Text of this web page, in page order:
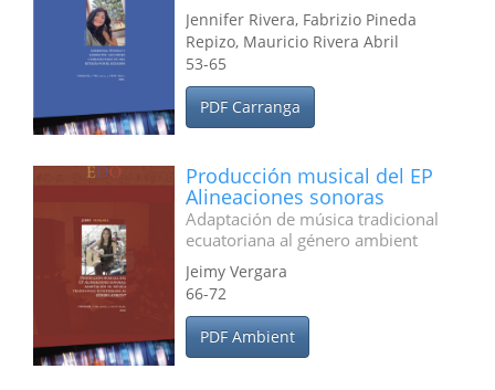
Jennifer Rivera, Fabrizio Pineda
Repizo, Mauricio Rivera Abril
53-65
PDF Carranga
Producción musical del EP
Alineaciones sonoras
Adaptación de música tradicional
ecuatoriana al género ambient
Jeimy Vergara
66-72
PDF Ambient